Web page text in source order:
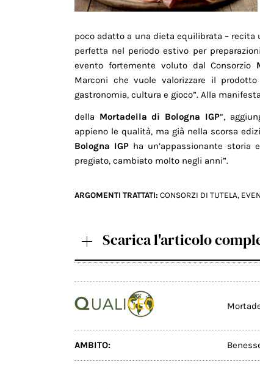
poco adatto a una dieta equilibrata –
perfetta nel periodo estivo per
evento fortemente voluto dal Consorzio
Marconi che vuole valorizzare il
gastronomia, cultura e gioco”. Alla
della Mortadella di Bologna IGP“,
appieno le qualità, ma già nella scorsa
Bologna IGP ha un’appassionante storia
pregiato, cambiato molto negli anni”.
ARGOMENTI TRATTATI: CONSORZI DI TUTELA,
Scarica l'articolo
AMBITO: